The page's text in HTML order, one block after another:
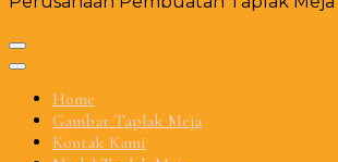
Home
Gambar Taplak Meja
Kontak Kami